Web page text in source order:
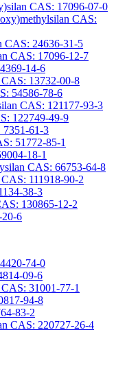
CAS: 17096-07-0
CAS:
CAS: 24636-31-5
CAS: 17096-12-7
14-6
13732-00-8
54586-78-6
CAS: 121177-93-3
122749-49-9
61-3
51772-85-1
18-1
CAS: 66753-64-8
111918-90-2
38-3
130865-12-2
6
74-0
09-6
31001-77-1
94-8
83-2
CAS: 220727-26-4